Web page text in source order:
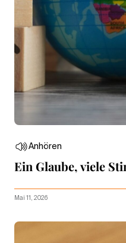
Anhören
Ein Glaube, viele
Mai 11, 2026